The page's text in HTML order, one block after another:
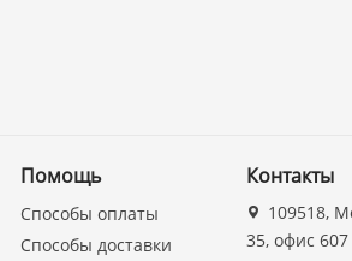
Помощь
Способы оплаты
Способы доставки
Контакты
109518,
35, офис 607